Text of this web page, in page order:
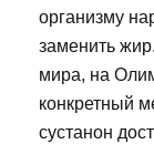
организму
заменить
мира, на
конкретный
сустанон